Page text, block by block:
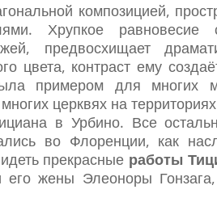
композицией,
Хрупкое равновесие
предвосхищает
цвета, контраст ему
примером для многих
церквях на
в Урбино. Все
во Флоренции, как
прекрасные работы
жены Элеоноры Гонзага,